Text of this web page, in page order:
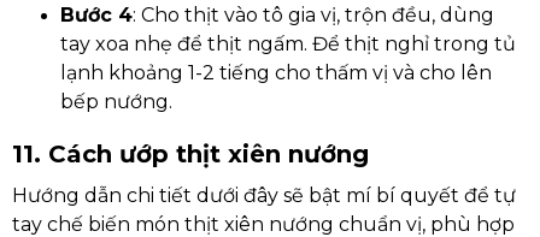
Bước 4: Cho thịt vào tô gia vị, trộn đều, dùng
tay xoa nhẹ để thịt ngấm. Để thịt nghỉ trong tủ
lạnh khoảng 1-2 tiếng cho thấm vị và cho lên
bếp nướng.
11. Cách ướp thịt xiên nướng​
Hướng dẫn chi tiết dưới đây sẽ bật mí bí quyết để tự
tay chế biến món thịt xiên nướng chuẩn vị, phù hợp